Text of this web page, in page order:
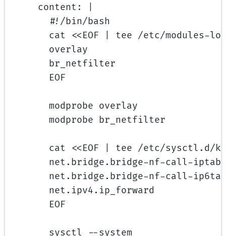
content :
#!/bin/bash
cat <<EOF | tee /etc/modules-
overlay
br_netfilter
EOF
modprobe overlay
modprobe br_netfilter
cat <<EOF | tee /etc/sysctl.d/
net.bridge.bridge-nf-call-
net.bridge.bridge-nf-call-
net.ipv4.ip_forward
EOF
sysctl --system